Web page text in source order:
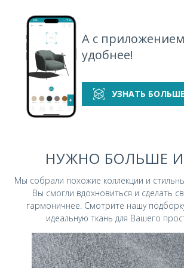
А с
удобнее!
УЗНАТЬ БОЛЬШЕ
НУЖНО БОЛЬШЕ
Мы собрали похожие коллекции и
Вы смогли вдохновиться и сделать
гармоничнее. Смотрите нашу
идеальную ткань для Вашего